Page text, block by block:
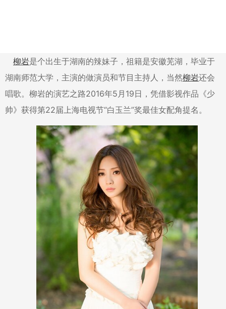
柳岩是个出生于湖南的辣妹子，祖籍是安徽芜湖，毕业于
湖南师范大学，主演的做演员和节目主持人，当然柳岩还会
唱歌。柳岩的演艺之路2016年5月19日，凭借影视作品《少
帅》获得第22届上海电视节“白玉兰”奖最佳女配角提名。